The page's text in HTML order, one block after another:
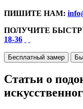
ПИШИТЕ НАМ:
ПОЛУЧИТЕ
18-36
Бесплатный замер
Статьи о